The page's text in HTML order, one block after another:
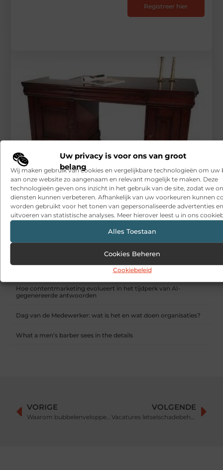
Uw privacy is voor ons van groot
belang
Wij maken gebruik van cookies en vergelijkbare technologieën om uw
aan onze website zo aangenaam en relevant mogelijk te maken. Deze
technologieën geven ons inzicht in het gebruik van de site, zodat we
diensten kunnen verbeteren. Afhankelijk van uw voorkeuren kunnen
worden gebruikt voor het tonen van gepersonaliseerde advertenties
uitvoeren van statistische analyses. Meer hierover leest u in ons
Alles Toestaan
Cookies Beheren
Cookiebeleid
Bestel de mooiste meubels voor een écht klassiek interieur
RECENTE BERICHTEN
Snelle sfeerverbetering met accessoires die altijd passen
Een deur die open blijft zonder gedoe
Hoe contentmarketing evolueert in het tijdperk van AI-
gegenereerde antwoorden
Dag van de Medewerker: wat is het en wat doen organisaties?
What a men’s barber sees in the details
Registreer hier
VORIGE
Waarom bubbelenveloppen zo populair zijn geworden
VOLGENDE
Vacatures letselschadebehandelaar: uitdagend en veelzijdig